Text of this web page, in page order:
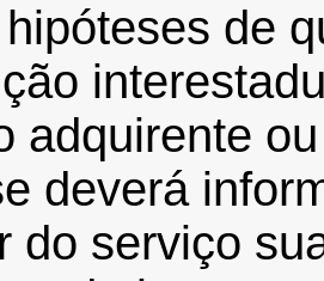
hipóteses de
adquirente
deverá
do serviço